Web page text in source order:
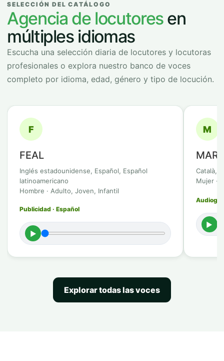
SELECCIÓN DEL CATÁLOGO
Agencia de locutoresen
múltiples idiomas
Escucha una selección diaria de locutores y locutoras
profesionales o explora nuestro banco de voces
completo por idioma, edad, género y tipo de locución.
F
FEAL
Inglés estadounidense, Español, Español
latinoamericano
Hombre · Adulto, Joven, Infantil
Publicidad · Español
►
M
Català,
Mujer ·
►
Explorar todas las voces